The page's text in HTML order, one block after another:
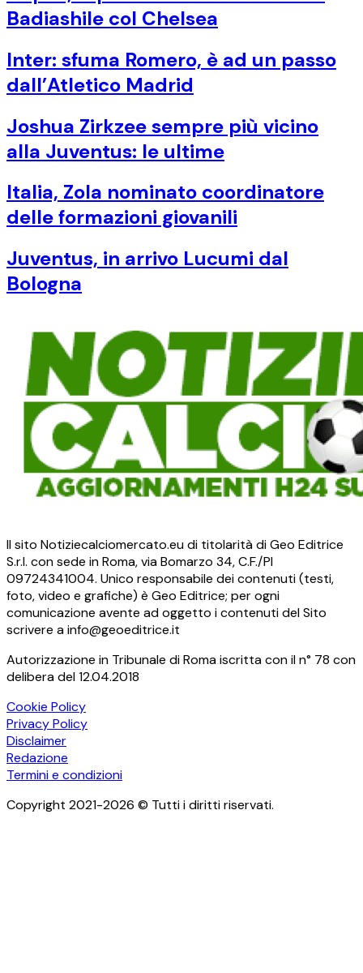
Badiashile col Chelsea
Inter: sfuma Romero, è ad un passo
dall’Atletico Madrid
Joshua Zirkzee sempre più vicino
alla Juventus: le ultime
Italia, Zola nominato coordinatore
delle formazioni giovanili
Juventus, in arrivo Lucumi dal
Bologna
Il sito Notiziecalciomercato.eu di titolarità di Geo Editrice
S.r.l. con sede in Roma, via Bomarzo 34, C.F./PI
09724341004. Unico responsabile dei contenuti (testi,
foto, video e grafiche) è Geo Editrice; per ogni
comunicazione avente ad oggetto i contenuti del Sito
scrivere a info@geoeditrice.it
Autorizzazione in Tribunale di Roma iscritta con il n° 78 con
delibera del 12.04.2018
Cookie Policy
Privacy Policy
Disclaimer
Redazione
Termini e condizioni
Copyright 2021-2026 © Tutti i diritti riservati.